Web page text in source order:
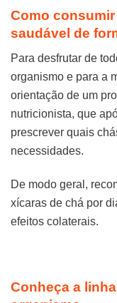
Como
saudável de
Para desfrutar de
organismo e para a
orientação de um
nutricionista, que
prescrever quais
necessidades.
De modo geral,
xícaras de chá por
efeitos colaterais.
Conheça a